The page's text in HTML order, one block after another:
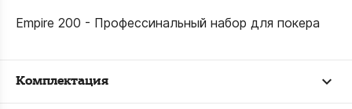
Empire 200 - Профессинальный набор для покера
Комплектация